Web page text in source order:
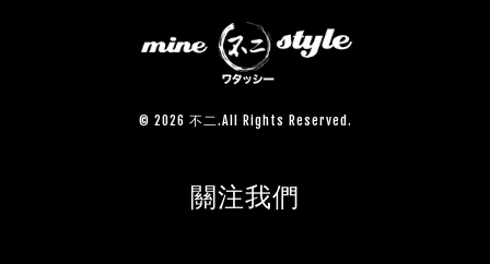
© 2026 不二.All Rights Reserved.
關注我們